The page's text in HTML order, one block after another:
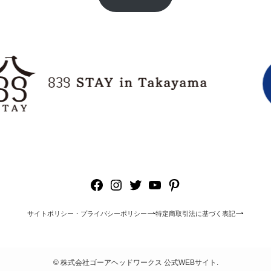
Facebook
Instagram
Twitter
YouTube
Pinterest
サイトポリシー・プライバシーポリシー 特定商取引法に基づく表記
©株式会社ゴーアヘッドワークス 公式WEBサイト.